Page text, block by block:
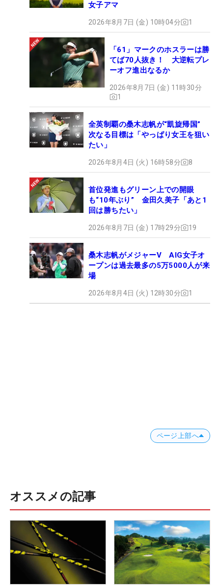
女子アマ
2026年8月7日 (金) 10時04分 1
「61」マークのホスラーは勝
てば70人抜き！ 大逆転プレ
ーオフ進出なるか
2026年8月7日 (金) 11時30分
1
全英制覇の桑木志帆が“凱旋帰国”
次なる目標は「やっぱり女王を狙い
たい」
2026年8月4日 (火) 16時58分 8
首位発進もグリーン上での開眼
も“10年ぶり” 金田久美子「あと1
回は勝ちたい」
2026年8月7日 (金) 17時29分 19
桑木志帆がメジャーV AIG女子オ
ープンは過去最多の5万5000人が来
場
2026年8月4日 (火) 12時30分 1
ページ上部へ
オススメの記事